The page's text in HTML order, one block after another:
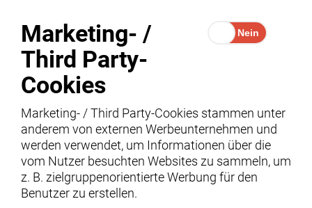
Marketing- /
Third Party-
Cookies
Marketing- / Third Party-Cookies stammen unter
anderem von externen Werbeunternehmen und
werden verwendet, um Informationen über die
vom Nutzer besuchten Websites zu sammeln, um
z. B. zielgruppenorientierte Werbung für den
Benutzer zu erstellen.